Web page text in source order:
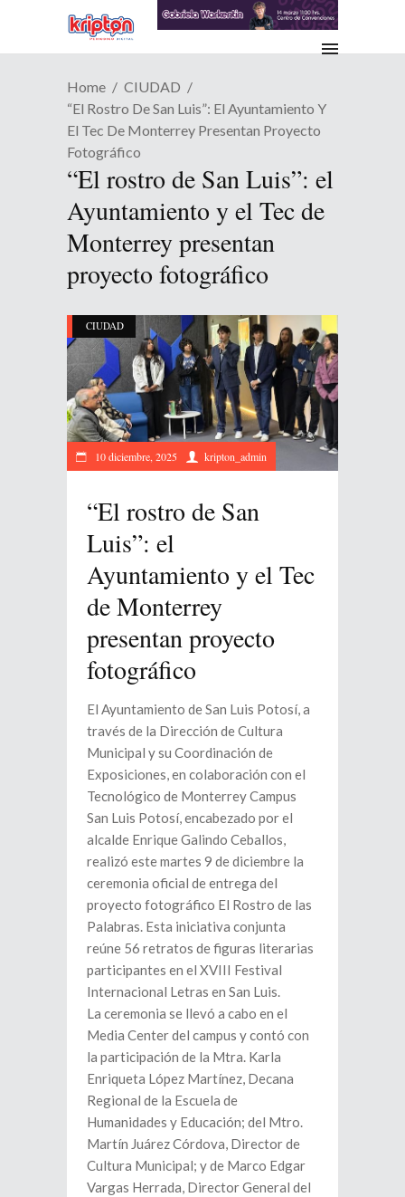
Home
CIUDAD
“El Rostro De San Luis”: El Ayuntamiento Y
El Tec De Monterrey Presentan Proyecto
Fotográfico
“El rostro de San Luis”: el
Ayuntamiento y el Tec de
Monterrey presentan
proyecto fotográfico
CIUDAD
10 diciembre, 2025 kripton_admin
“El rostro de San
Luis”: el
Ayuntamiento y el Tec
de Monterrey
presentan proyecto
fotográfico
El Ayuntamiento de San Luis Potosí, a
través de la Dirección de Cultura
Municipal y su Coordinación de
Exposiciones, en colaboración con el
Tecnológico de Monterrey Campus
San Luis Potosí, encabezado por el
alcalde Enrique Galindo Ceballos,
realizó este martes 9 de diciembre la
ceremonia oficial de entrega del
proyecto fotográfico El Rostro de las
Palabras. Esta iniciativa conjunta
reúne 56 retratos de figuras literarias
participantes en el XVIII Festival
Internacional Letras en San Luis.
La ceremonia se llevó a cabo en el
Media Center del campus y contó con
la participación de la Mtra. Karla
Enriqueta López Martínez, Decana
Regional de la Escuela de
Humanidades y Educación; del Mtro.
Martín Juárez Córdova, Director de
Cultura Municipal; y de Marco Edgar
Vargas Herrada, Director General del